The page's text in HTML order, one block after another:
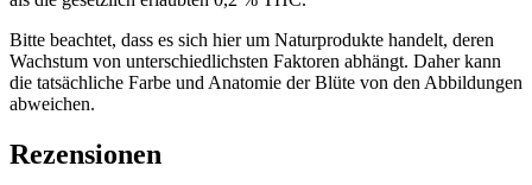
Bitte beachtet, dass es sich hier um Naturprodukte handelt, deren
Wachstum von unterschiedlichsten Faktoren abhängt. Daher kann
die tatsächliche Farbe und Anatomie der Blüte von den Abbildungen
abweichen.
Rezensionen